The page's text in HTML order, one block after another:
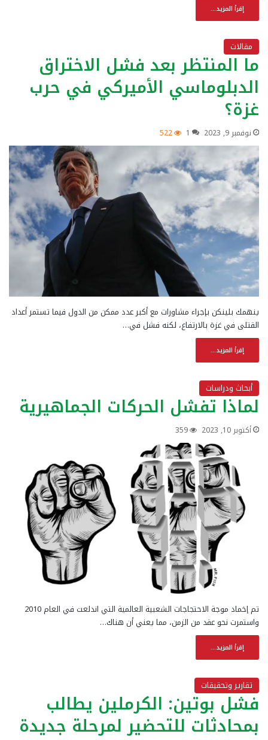
إقرأ المزيد...
مقالات
ما المنتظر بعد فشل الاختراق
الدبلوماسي الأميركي في حرب
غزة؟
نوفمبر 9, 2023 1
522
ينهمك بلينكن بإجراء مشاورات مع أكبر عدد ممكن من الدول فيما تستمر أعداد
القتلى في غزة بالارتفاع، لكنه فشل في…
إقرأ المزيد...
أبحاث ودراسات
لماذا تفشل الحركات الجماهيرية‏
أكتوبر 10, 2023 359
تم إخماد موجة الاحتجاجات الشعبية العالمية التي اندلعت في العام 2010
واستمرت نحو عقد من الزمن، مما يعني أن هناك…
إقرأ المزيد...
تقارير وتحقيقات
فشل بوتين: الكرملين يطالب
بمحادثات للتحضير لمرحلة جديدة